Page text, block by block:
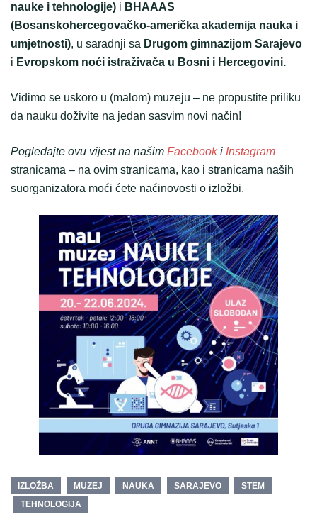
nauke i tehnologije) i BHAAAS
(Bosanskohercegovačko-američka akademija nauka i
umjetnosti), u saradnji sa Drugom gimnazijom Sarajevo
i Evropskom noći istraživača u Bosni i Hercegovini.
Vidimo se uskoro u (malom) muzeju – ne propustite priliku
da nauku doživite na jedan sasvim novi način!
Pogledajte ovu vijest na našim Facebooki Instagram
stranicama – na ovim stranicama, kao i stranicama naših
suorganizatora moći ćete naćinovosti o izložbi.
IZLOŽBA MUZEJ NAUKA SARAJEVO
STEM
TEHNOLOGIJA